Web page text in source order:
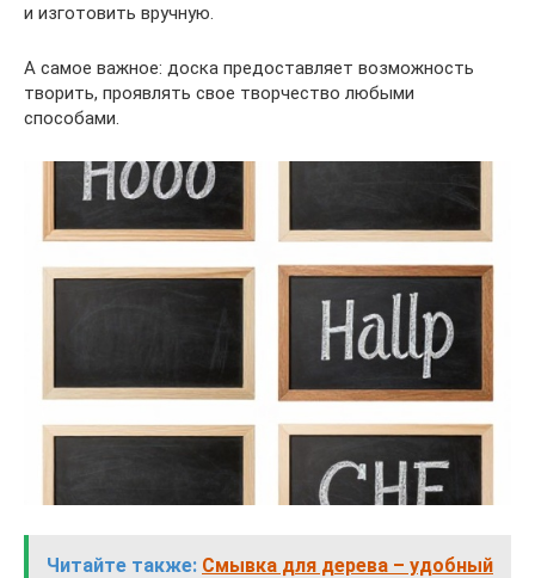
и изготовить вручную.
А самое важное: доска предоставляет возможность
творить, проявлять свое творчество любыми
способами.
Читайте также: Смывка для дерева – удобный